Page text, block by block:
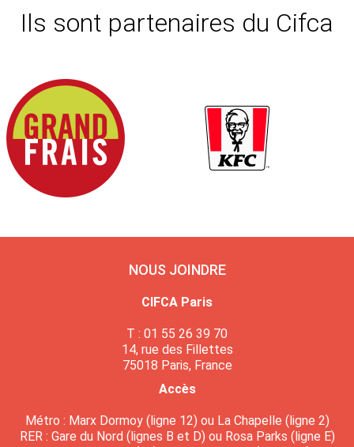
Ils sont partenaires du Cifca
NOUS JOINDRE
CIFCA Paris
T : 01 55 26 39 70
14, rue des Fillettes
75018 Paris, France
Accès
Métro : Marx Dormoy (ligne 12) ou La Chapelle (ligne 2)
RER : Gare du Nord (lignes B et D) ou Rosa Parks (ligne E)